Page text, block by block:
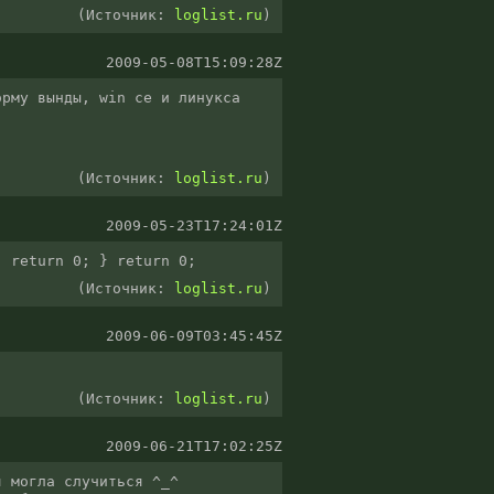
(Источник: loglist.ru )
2009-05-08T15:09:28Z
вынды, win ce и линукса
(Источник: loglist.ru )
2009-05-23T17:24:01Z
return 0; } return 0;
(Источник:
loglist.ru )
2009-06-09T03:45:45Z
(Источник: loglist.ru )
2009-06-21T17:02:25Z
могла случиться ^_^